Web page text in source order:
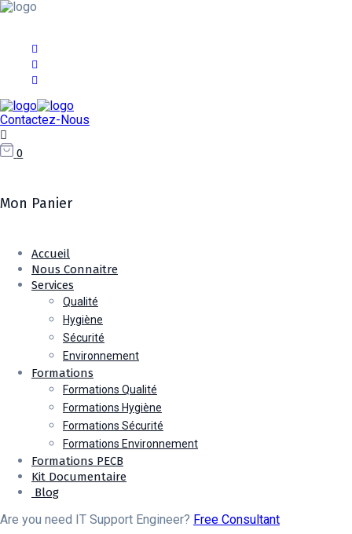
Contactez-Nous
0
Mon Panier
Accueil
Nous Connaitre
Services
Qualité
Hygiène
Sécurité
Environnement
Formations
Formations Qualité
Formations Hygiène
Formations Sécurité
Formations Environnement
Formations PECB
Kit Documentaire
Blog
Are you need IT Support Engineer? Free Consultant